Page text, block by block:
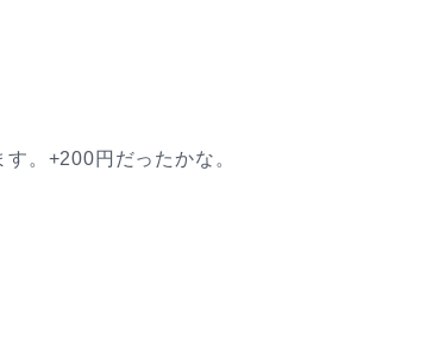
。+200円だったかな。